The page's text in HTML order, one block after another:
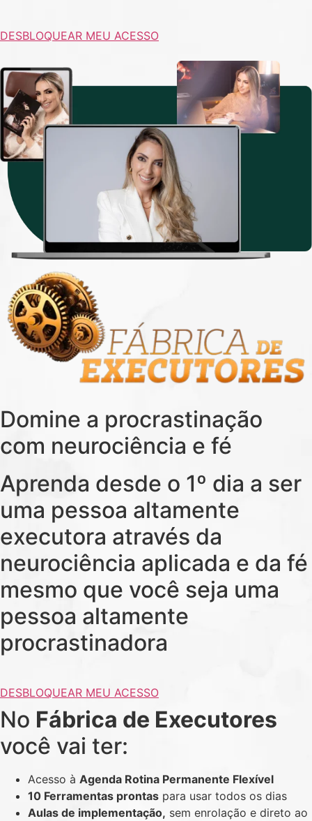
DESBLOQUEAR MEU ACESSO
Domine a procrastinação
com neurociência e fé
Aprenda desde o 1º dia a ser
uma pessoa altamente
executora através da
neurociência aplicada e da fé
mesmo que você seja uma
pessoa altamente
procrastinadora
DESBLOQUEAR MEU ACESSO
No Fábrica de Executores
você vai ter:
Acesso à Agenda Rotina Permanente Flexível
10 Ferramentas prontas para usar todos os dias
Aulas de implementação, sem enrolação e direto ao